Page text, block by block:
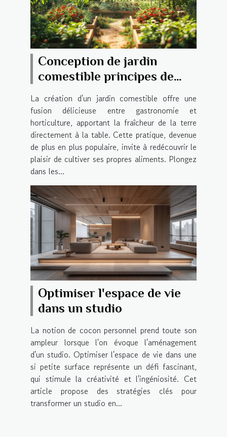
Conception de jardin
comestible principes de
base pour débutants
La création d'un jardin comestible offre une
fusion délicieuse entre gastronomie et
horticulture, apportant la fraîcheur de la terre
directement à la table. Cette pratique, devenue
de plus en plus populaire, invite à redécouvrir le
plaisir de cultiver ses propres aliments. Plongez
dans les...
Optimiser l'espace de vie
dans un studio
La notion de cocon personnel prend toute son
ampleur lorsque l'on évoque l'aménagement
d'un studio. Optimiser l'espace de vie dans une
si petite surface représente un défi fascinant,
qui stimule la créativité et l'ingéniosité. Cet
article propose des stratégies clés pour
transformer un studio en...